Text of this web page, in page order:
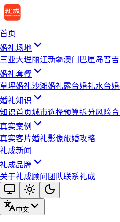
首页
婚礼场地
三亚大理丽江新疆澳门 巴厘岛普
婚礼套餐
草坪婚礼沙滩婚礼露台婚礼水台
婚礼知识
知识首页城市选择预算拆分风险合
真实案例
真实客片婚礼影像旅婚攻略
礼成新闻
礼成品牌
关于礼成顾问团队联系礼成
中文